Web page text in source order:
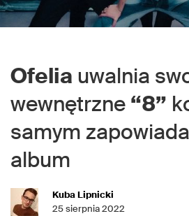
Ofelia uwalnia
wewnętrzne “8”
samym
album
Kuba Lipnicki
25 sierpnia 2022